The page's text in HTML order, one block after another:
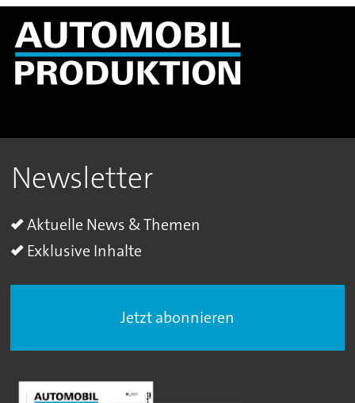
Newsletter
Aktuelle News & Themen
Exklusive Inhalte
Jetzt abonnieren